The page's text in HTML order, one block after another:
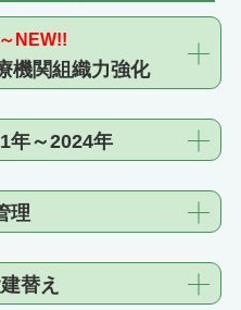
NEW!!
関組織力強化
年～2024年
理
替え